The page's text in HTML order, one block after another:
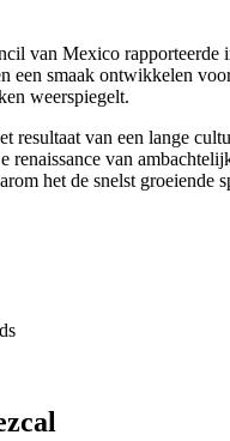
van Mexico
een smaak ontwikkelen
weerspiegelt.
resultaat van een lange
van
het de snelst groeiende